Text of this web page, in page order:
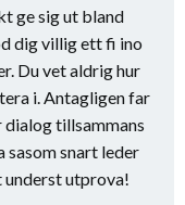
ge sig ut bland
dig villig ett fi ino
Du vet aldrig hur
i. Antagligen far
dialog tillsammans
sasom snart leder
utprova!